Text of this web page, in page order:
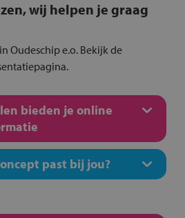
wij helpen je graag
Oudeschip e.o. Bekijk de
bieden je online
past bij jou?